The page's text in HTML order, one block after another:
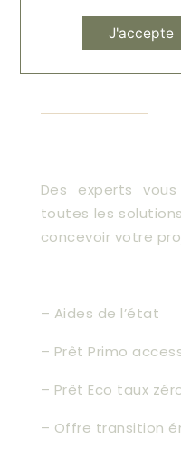
Des experts
toutes les
concevoir votre
– Aides de l’état
– Prêt Primo
– Prêt Eco taux
– Offre transition
J'accepte